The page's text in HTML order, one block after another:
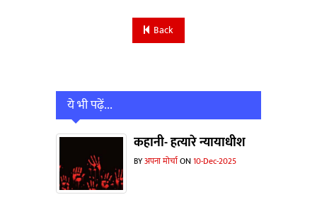
Back
ये भी पढ़ें...
कहानी- हत्यारे न्यायाधीश
BYअपना मोर्चाON10-Dec-2025